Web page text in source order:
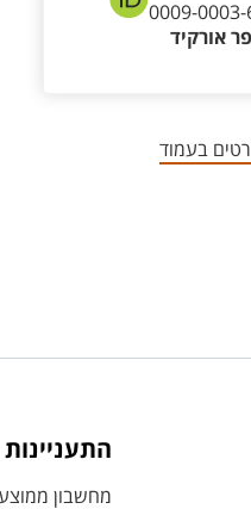
0009-
אורקיד
בעמוד
מחשבון